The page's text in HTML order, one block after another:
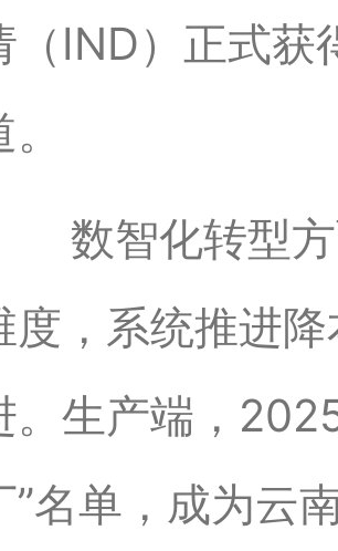
（IND）正式获
数智化转型
度，系统推进
。生产端，
”名单，成为云